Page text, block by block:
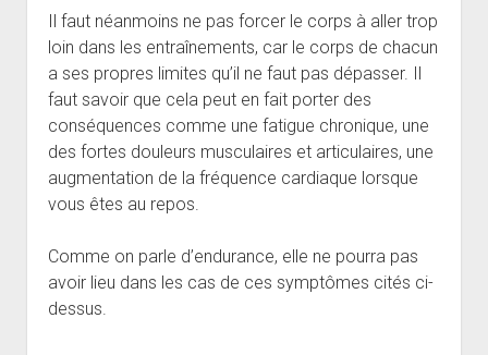
Il faut néanmoins ne pas forcer le corps à aller trop
loin dans les entraînements, car le corps de chacun
a ses propres limites qu’il ne faut pas dépasser. Il
faut savoir que cela peut en fait porter des
conséquences comme une fatigue chronique, une
des fortes douleurs musculaires et articulaires, une
augmentation de la fréquence cardiaque lorsque
vous êtes au repos.
Comme on parle d’endurance, elle ne pourra pas
avoir lieu dans les cas de ces symptômes cités ci-
dessus.